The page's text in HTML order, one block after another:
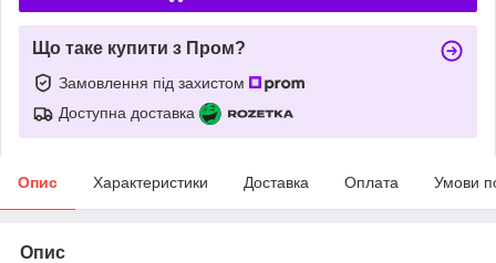
Що таке купити з Пром?
Замовлення під захистом
Доступна доставка
Опис Характеристики Доставка Оплата Умови
Опис